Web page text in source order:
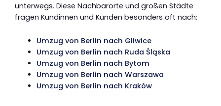
unterwegs. Diese Nachbarorte und großen Städte
fragen Kundinnen und Kunden besonders oft nach:
Umzug von Berlin nach Gliwice
Umzug von Berlin nach Ruda Śląska
Umzug von Berlin nach Bytom
Umzug von Berlin nach Warszawa
Umzug von Berlin nach Kraków